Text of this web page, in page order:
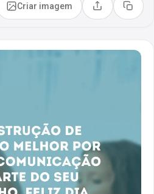
Criar imagem Compartilhar
Copiar